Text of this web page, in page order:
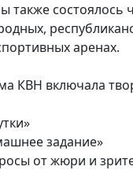
также
аренах.
КВН включала
задание»
от жюри и